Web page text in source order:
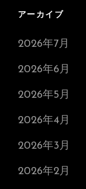
アーカイブ
2026年7月
2026年6月
2026年5月
2026年4月
2026年3月
2026年2月